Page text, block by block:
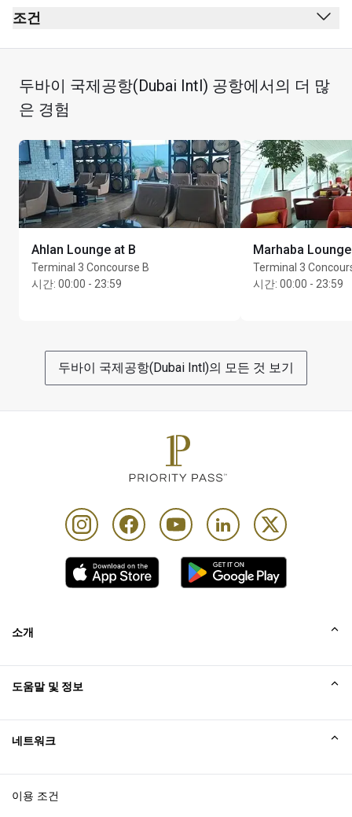
후 왼쪽에 있는 엘리베이터나 계단을 이용해 도착 층에
가서 좌회전한 다음 우회전하세요.
조건
금연(전자 담배 포함)
복장 규정 없음
어린이 입장 불가
최대 이용 시간: 3시간
두바이 국제공항(Dubai Intl) 공항에서의 더 많
은 경험
Ahlan Lounge at B
Terminal 3 Concourse B
시간: 00:00 - 23:59
Marhaba Lounge
Terminal 3
시간: 00:00 - 23:59
두바이 국제공항(Dubai Intl)의 모든 것 보기
소개
Excellence Awards
블로그
도움말 및 정보
네트워크
이용 조건